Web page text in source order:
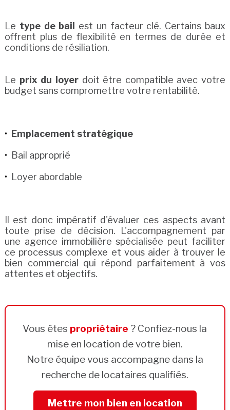
Le type de bail
est un facteur clé. Certains baux
offrent plus de flexibilité en termes de durée et
conditions de résiliation.
Le prix du loyerdoit être compatible avec votre
budget sans compromettre votre rentabilité.
Emplacement stratégique
Bail approprié
Loyer abordable
Il est donc impératif d'évaluer ces aspects avant
toute prise de décision. L'accompagnement par
une agence immobilière spécialisée peut faciliter
ce processus complexe et vous aider à trouver le
bien commercial qui répond parfaitement à vos
attentes et objectifs.
Vous êtes propriétaire ? Confiez-nous la
mise en location de votre bien.
Notre équipe vous accompagne dans la
recherche de locataires qualifiés.
Mettre mon bien en location